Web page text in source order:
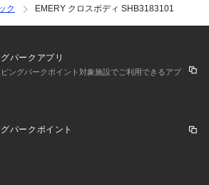
ク
EMERY クロスボディ SHB3183101
パークアプリ
ングパークポイント対象施設でご利用できるアプ
パークポイント